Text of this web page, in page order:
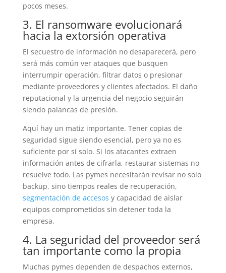
pocos meses.
3. El ransomware evolucionará
hacia la extorsión operativa
El secuestro de información no desaparecerá, pero
será más común ver ataques que busquen
interrumpir operación, filtrar datos o presionar
mediante proveedores y clientes afectados. El daño
reputacional y la urgencia del negocio seguirán
siendo palancas de presión.
Aquí hay un matiz importante. Tener copias de
seguridad sigue siendo esencial, pero ya no es
suficiente por sí solo. Si los atacantes extraen
información antes de cifrarla, restaurar sistemas no
resuelve todo. Las pymes necesitarán revisar no solo
backup, sino tiempos reales de recuperación,
segmentación de accesos y capacidad de aislar
equipos comprometidos sin detener toda la
empresa.
4. La seguridad del proveedor será
tan importante como la propia
Muchas pymes dependen de despachos externos,